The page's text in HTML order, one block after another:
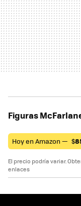
Figuras
Hoy en Amazon — $
El precio podría variar.
enlaces